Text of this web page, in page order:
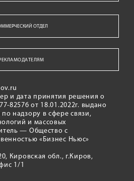
ОТДЕЛ
и дата принятия решения о
82576 от 18.01.2022г. выдано
надзору в сфере связи,
и массовых
— Общество с
«Бизнес Ньюс»
Кировская обл., г.Киров,
1/1